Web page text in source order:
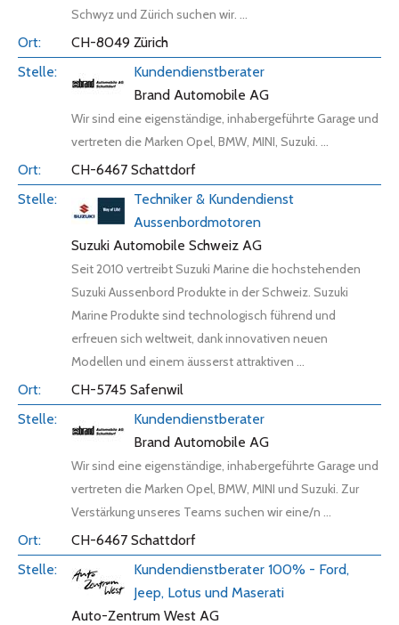
Schwyz und Zürich suchen wir. ...
CH-8049 Zürich
Kundendienstberater
Brand Automobile AG
Wir sind eine eigenständige, inhabergeführte Garage und
vertreten die Marken Opel, BMW, MINI, Suzuki. ...
CH-6467 Schattdorf
Techniker & Kundendienst
Aussenbordmotoren
Suzuki Automobile Schweiz AG
Seit 2010 vertreibt Suzuki Marine die hochstehenden
Suzuki Aussenbord Produkte in der Schweiz. Suzuki
Marine Produkte sind technologisch führend und
erfreuen sich weltweit, dank innovativen neuen
Modellen und einem äusserst attraktiven ...
CH-5745 Safenwil
Kundendienstberater
Brand Automobile AG
Wir sind eine eigenständige, inhabergeführte Garage und
vertreten die Marken Opel, BMW, MINI und Suzuki. Zur
Verstärkung unseres Teams suchen wir eine/n ...
CH-6467 Schattdorf
Kundendienstberater 100% - Ford,
Jeep, Lotus und Maserati
Auto-Zentrum West AG